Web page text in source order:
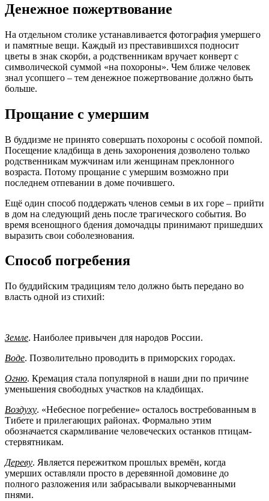
Денежное пожертвование
На отдельном столике устанавливается фотография умершего
и памятные вещи. Каждый из преставившихся подносит
цветы в знак скорби, а родственникам вручает конверт с
символической суммой «на похороны». Чем ближе человек
знал усопшего – тем денежное пожертвование должно быть
больше.
Прощание с умершим
В буддизме не принято совершать похороны с особой помпой.
Посещение кладбища в день захоронения дозволено только
родственникам мужчинам или женщинам преклонного
возраста. Потому прощание с умершим возможно при
последнем отпевании в доме почившего.
Ещё один способ поддержать членов семьи в их горе – прийти
в дом на следующий день после трагического события. Во
время всенощного бдения домочадцы принимают пришедших
выразить свои соболезнования.
Способ погребения
По буддийским традициям тело должно быть передано во
власть одной из стихий:
Земле. Наиболее привычен для народов России.
Воде. Позволительно проводить в приморских городах.
Огню. Кремация стала популярной в наши дни по причине
уменьшения свободных участков на кладбищах.
Воздуху. «Небесное погребение» осталось востребованным в
Тибете и прилегающих районах. Формально этим
обозначается скармливание человеческих останков птицам-
стервятникам.
Дереву. Является пережитком прошлых времён, когда
умерших оставляли просто в деревянной домовине до
полного разложения или забрасывали выкорчеванными
пнями.